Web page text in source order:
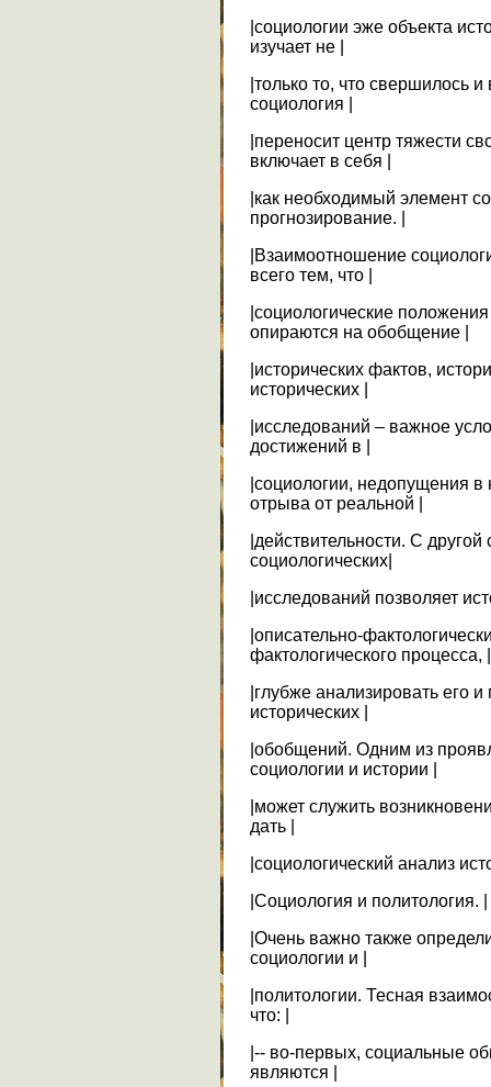
|социологии эже объекта
изучает не |
|только то, что свершилось
социология |
|переносит центр тяжести
включает в себя |
|как необходимый элемент
прогнозирование. |
|Взаимоотношение
всего тем, что |
|социологические
опираются на обобщение |
|исторических фактов,
исторических |
|исследований – важное
достижений в |
|социологии, недопущения в
отрыва от реальной |
|действительности. С
социологических|
|исследований позволяет
|описательно-
фактологического процесса, |
|глубже анализировать его
исторических |
|обобщений. Одним из
социологии и истории |
|может служить
дать |
|социологический анализ
|Социология и политология. |
|Очень важно также
социологии и |
|политологии. Тесная
что: |
|-- во-первых, социальные
являются |